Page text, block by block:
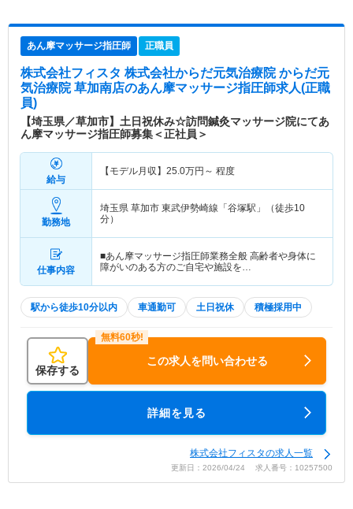
あん摩マッサージ指圧師 正職員
株式会社フィスタ 株式会社からだ元気治療院 からだ元
気治療院 草加南店のあん摩マッサージ指圧師求人(正職
員)
【埼玉県／草加市】土日祝休み☆訪問鍼灸マッサージ院にてあ
ん摩マッサージ指圧師募集＜正社員＞
給与
【モデル月収】 25.0万円～ 程度
勤務地
埼玉県 草加市 東武伊勢崎線「谷塚駅」（徒歩10
分）
仕事内容
■あん摩マッサージ指圧師業務全般 高齢者や身体に
障がいのある方のご自宅や施設を…
駅から徒歩10分以内 車通勤可 土日祝休 積極採用中
保存する
この求人を問い合わせる
詳細を見る
株式会社フィスタの求人一覧
更新日：2026/04/24 求人番号：10257500